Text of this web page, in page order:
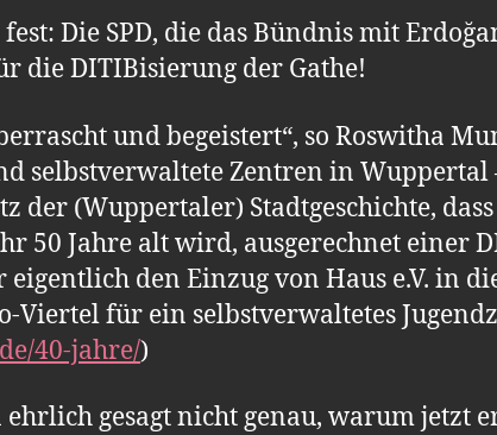
Die SPD, die das Bündnis mit
die DITIBisierung der Gathe!
und begeistert“, so Roswitha
selbstverwaltete Zentren in Wuppertal
der (Wuppertaler) Stadtgeschichte,
50 Jahre alt wird, ausgerechnet einer
den Einzug von Haus e.V. in
Viertel für ein selbstverwaltetes
40-jahre/)
gesagt nicht genau, warum jetzt